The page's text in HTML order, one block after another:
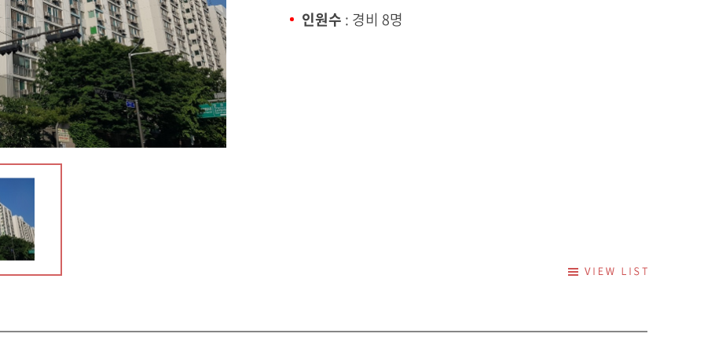
인원수 : 경비 8명